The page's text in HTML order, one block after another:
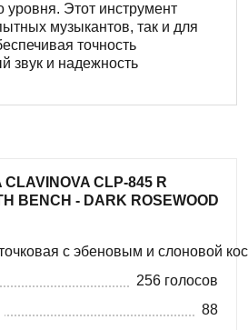
уровня. Этот инструмент
музыкантов, так и для
точность
звук и надежность
CLAVINOVA CLP-845 R
BENCH - DARK ROSEWOOD
с эбеновым и слоновой
256 голосов
88